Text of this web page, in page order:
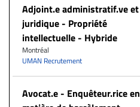
Adjoint.e administratif.ve et
juridique - Propriété
intellectuelle - Hybride
Montréal
UMAN Recrutement
Avocat.e - Enquêteur.rice en